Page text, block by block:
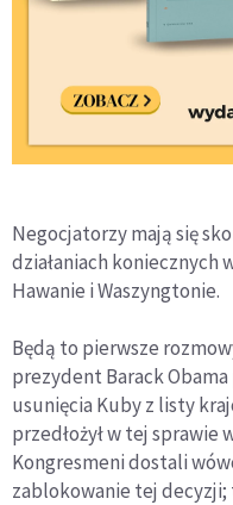
Negocjatorzy mają się
działaniach koniecznych
Hawanie i Waszyngtonie.
Będą to pierwsze
prezydent Barack
usunięcia Kuby z listy
przedłożył w tej sprawie
Kongresmeni dostali
zablokowanie tej decyzji;